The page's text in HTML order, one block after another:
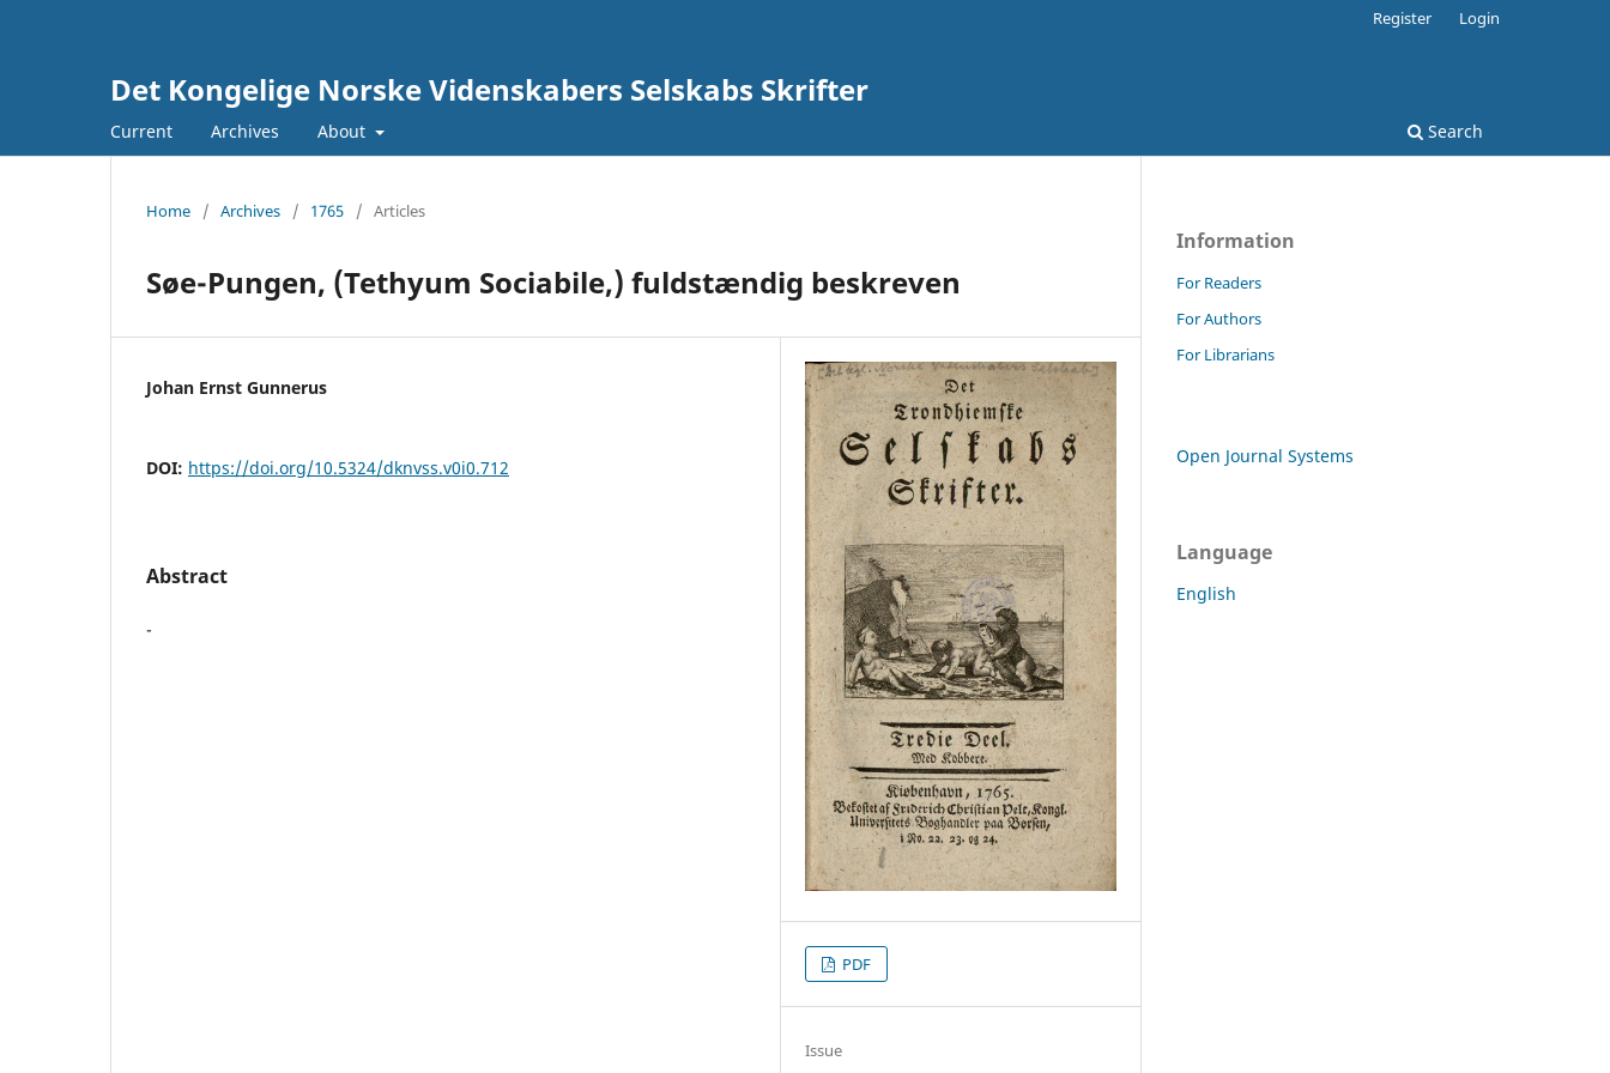
Det Kongelige Norske Videnskabers Selskabs Skrifter
Current Archives About Search
Register Login
Home / Archives / 1765 / Articles
Søe-Pungen, (Tethyum Sociabile,) fuldstændig beskreven
Johan Ernst Gunnerus
DOI: https://doi.org/10.5324/dknvss.v0i0.712
Abstract
-
PDF
Issue
Information
For Readers
For Authors
For Librarians
Open Journal Systems
Language
English